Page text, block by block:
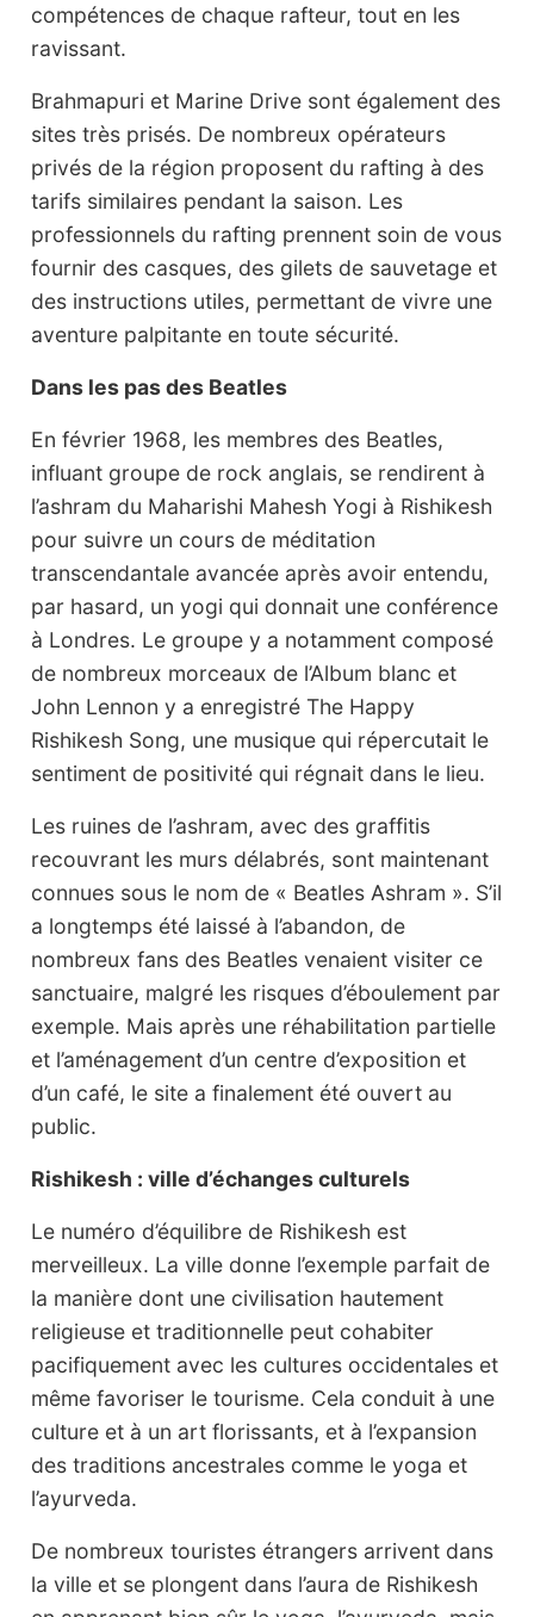
compétences de chaque rafteur, tout en les
ravissant.
Brahmapuri et Marine Drive sont également des
sites très prisés. De nombreux opérateurs
privés de la région proposent du rafting à des
tarifs similaires pendant la saison. Les
professionnels du rafting prennent soin de vous
fournir des casques, des gilets de sauvetage et
des instructions utiles, permettant de vivre une
aventure palpitante en toute sécurité.
Dans les pas des Beatles
En février 1968, les membres des Beatles,
influant groupe de rock anglais, se rendirent à
l’ashram du Maharishi Mahesh Yogi à Rishikesh
pour suivre un cours de méditation
transcendantale avancée après avoir entendu,
par hasard, un yogi qui donnait une conférence
à Londres. Le groupe y a notamment composé
de nombreux morceaux de l’Album blanc et
John Lennon y a enregistré The Happy
Rishikesh Song, une musique qui répercutait le
sentiment de positivité qui régnait dans le lieu.
Les ruines de l’ashram, avec des graffitis
recouvrant les murs délabrés, sont maintenant
connues sous le nom de « Beatles Ashram ». S’il
a longtemps été laissé à l’abandon, de
nombreux fans des Beatles venaient visiter ce
sanctuaire, malgré les risques d’éboulement par
exemple. Mais après une réhabilitation partielle
et l’aménagement d’un centre d’exposition et
d’un café, le site a finalement été ouvert au
public.
Rishikesh : ville d’échanges culturels
Le numéro d’équilibre de Rishikesh est
merveilleux. La ville donne l’exemple parfait de
la manière dont une civilisation hautement
religieuse et traditionnelle peut cohabiter
pacifiquement avec les cultures occidentales et
même favoriser le tourisme. Cela conduit à une
culture et à un art florissants, et à l’expansion
des traditions ancestrales comme le yoga et
l’ayurveda.
De nombreux touristes étrangers arrivent dans
la ville et se plongent dans l’aura de Rishikesh